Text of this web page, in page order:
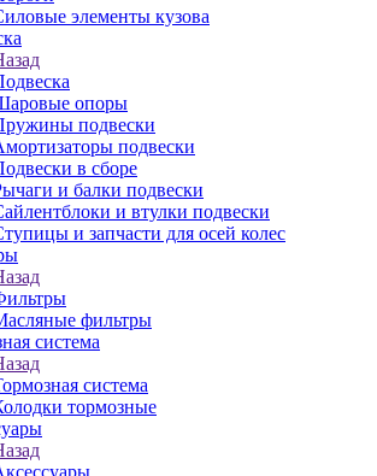
элементы кузова
опоры
подвески
подвески
в сборе
и балки подвески
и втулки подвески
и запчасти для осей колес
фильтры
система
система
тормозные